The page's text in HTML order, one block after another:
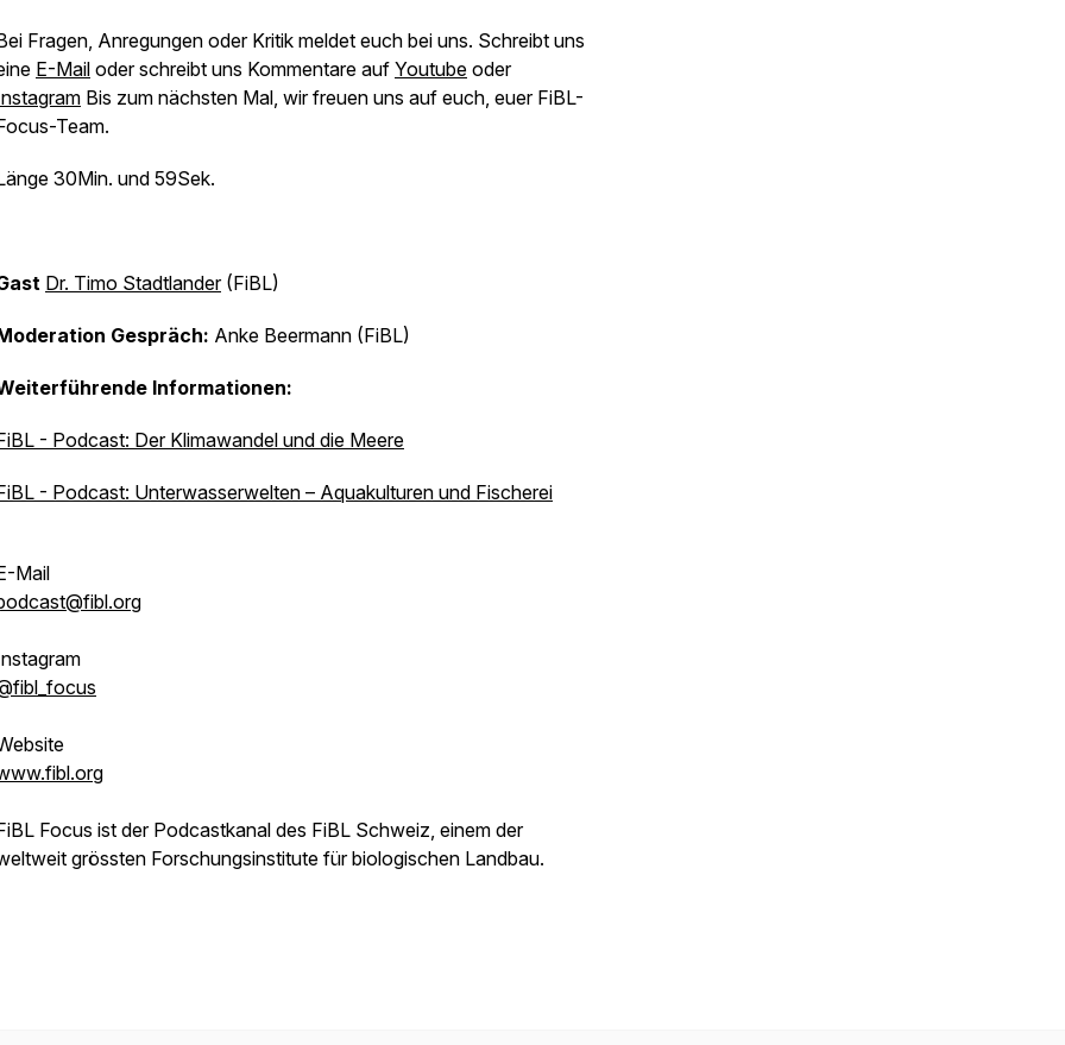
Fragen, Anregungen oder Kritik meldet euch bei uns. Schreibt uns
E-Mail oder schreibt uns Kommentare auf Youtube oder
Bis zum nächsten Mal, wir freuen uns auf euch, euer FiBL-
Team.
30Min. und 59Sek.
Dr. Timo Stadtlander(FiBL)
Gespräch: Anke Beermann (FiBL)
Informationen:
- Podcast: Der Klimawandel und die Meere
- Podcast: Unterwasserwelten – Aquakulturen und Fischerei
Mail
Focus ist der Podcastkanal des FiBL Schweiz, einem der
grössten Forschungsinstitute für biologischen Landbau.